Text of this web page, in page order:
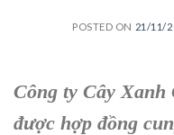
POSTED ON 21/11/
Công ty Cây Xanh
được hợp đồng